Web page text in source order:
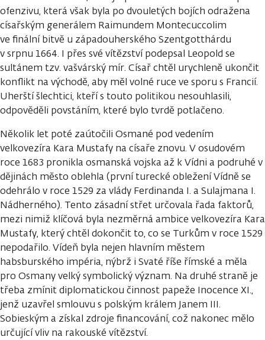
ofenzivu, která však byla po dvouletých bojích odražena
císařským generálem Raimundem Montecuccolim
ve finální bitvě u západouherského Szentgotthárdu
v srpnu 1664. I přes své vítězství podepsal Leopold se
sultánem tzv. vašvárský mír. Císař chtěl urychleně ukončit
konflikt na východě, aby měl volné ruce ve sporu s Francií.
Uherští šlechtici, kteří s touto politikou nesouhlasili,
odpověděli povstáním, které bylo tvrdě potlačeno.
Několik let poté zaútočili Osmané pod vedením
velkovezíra Kara Mustafy na císaře znovu. V osudovém
roce 1683 pronikla osmanská vojska až k Vídni a podruhé v
dějinách město oblehla (první turecké obležení Vídně se
odehrálo v roce 1529 za vlády Ferdinanda I. a Sulajmana I.
Nádherného). Tento zásadní střet určovala řada faktorů,
mezi nimiž klíčová byla nezměrná ambice velkovezíra Kara
Mustafy, který chtěl dokončit to, co se Turkům v roce 1529
nepodařilo. Vídeň byla nejen hlavním městem
habsburského impéria, nýbrž i Svaté říše římské a měla
pro Osmany velký symbolický význam. Na druhé straně je
třeba zmínit diplomatickou činnost papeže Inocence XI.,
jenž uzavřel smlouvu s polským králem Janem III.
Sobieským a získal zdroje financování, což nakonec mělo
určující vliv na rakouské vítězství.